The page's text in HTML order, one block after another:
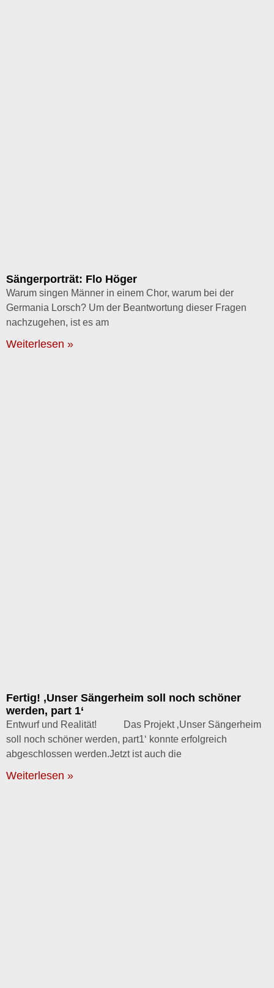
Sängerporträt: Flo Höger
Warum singen Männer in einem Chor, warum bei der
Germania Lorsch? Um der Beantwortung dieser Fragen
nachzugehen, ist es am
Weiterlesen »
Fertig! ‚Unser Sängerheim soll noch schöner
werden, part 1‘
Entwurf und Realität! Das Projekt ‚Unser Sängerheim
soll noch schöner werden, part1‘ konnte erfolgreich
abgeschlossen werden.Jetzt ist auch die
Weiterlesen »